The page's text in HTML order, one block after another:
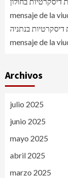
mensaje de la
mensaje de la
Archivos
julio 2025
junio 2025
mayo 2025
abril 2025
marzo 2025